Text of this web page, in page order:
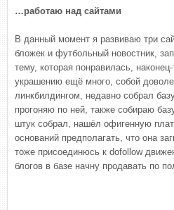
…работаю над сайтами
В данный момент я развиваю три
бложек и футбольный новостник,
тему, которая понравилась,
украшению ещё много, собой
линкбилдингом, недавно собрал
прогоняю по ней, также собираю
штук собрал, нашёл офигенную
оснований предполагать, что она
тоже присоединюсь к dofollow
блогов в базе начну продавать по